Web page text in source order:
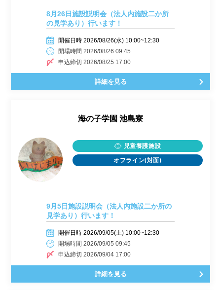
8月26日施設説明会（法人内施設二か所
の見学あり）行います！
開催日時 2026/08/26(水) 10:00~12:30
開場時間 2026/08/26 09:45
申込締切 2026/08/25 17:00
詳細を見る
海の子学園 池島寮
児童養護施設
オフライン(対面)
9月5日施設説明会（法人内施設二か所の
見学あり）行います！
開催日時 2026/09/05(土) 10:00~12:30
開場時間 2026/09/05 09:45
申込締切 2026/09/04 17:00
詳細を見る